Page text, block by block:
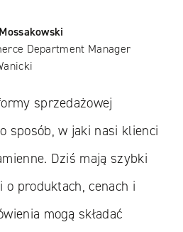
Department Manager
sprzedażowej
sposób, w jaki nasi klienci
Dziś mają szybki
produktach, cenach i
mogą składać